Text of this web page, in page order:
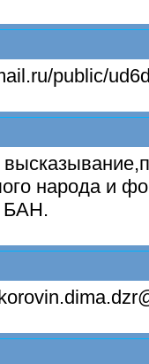
public/
народа и
БАН.